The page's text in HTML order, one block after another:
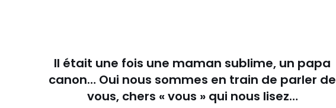
Il était une fois une maman sublime, un papa
canon… Oui nous sommes en train de parler de
vous, chers « vous » qui nous lisez…